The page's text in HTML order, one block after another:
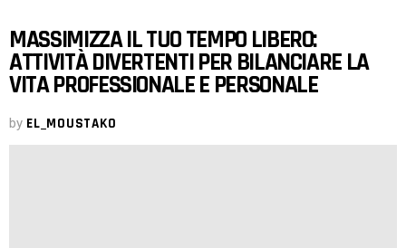
MASSIMIZZA IL TUO TEMPO LIBERO:
ATTIVITÀ DIVERTENTI PER BILANCIARE LA
VITA PROFESSIONALE E PERSONALE
by EL_MOUSTAKO